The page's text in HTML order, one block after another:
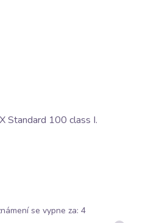
Standard 100 class I.
se vypne za: 4